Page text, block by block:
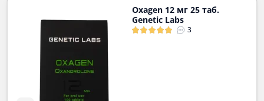
Oxagen 12 мг 25 таб.
Genetic Labs
3